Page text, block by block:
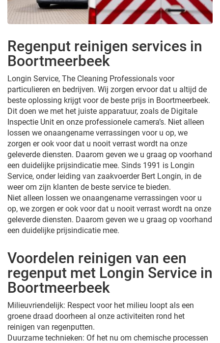
Regenput reinigen services in
Boortmeerbeek
Longin Service, The Cleaning Professionals voor
particulieren en bedrijven. Wij zorgen ervoor dat u altijd de
beste oplossing krijgt voor de beste prijs in Boortmeerbeek.
Dit doen we met het juiste apparatuur, zoals de Digitale
Inspectie Unit en onze professionele camera’s. Niet alleen
lossen we onaangename verrassingen voor u op, we
zorgen er ook voor dat u nooit verrast wordt na onze
geleverde diensten. Daarom geven we u graag op voorhand
een duidelijke prijsindicatie mee. Sinds 1991 is Longin
Service, onder leiding van zaakvoerder Bert Longin, in de
weer om zijn klanten de beste service te bieden.
Niet alleen lossen we onaangename verrassingen voor u
op, we zorgen er ook voor dat u nooit verrast wordt na onze
geleverde diensten. Daarom geven we u graag op voorhand
een duidelijke prijsindicatie mee.
Voordelen reinigen van een
regenput met Longin Service in
Boortmeerbeek
Milieuvriendelijk: Respect voor het milieu loopt als een
groene draad doorheen al onze activiteiten rond het
reinigen van regenputten.
Duurzame technieken: Of het nu om chemische processen